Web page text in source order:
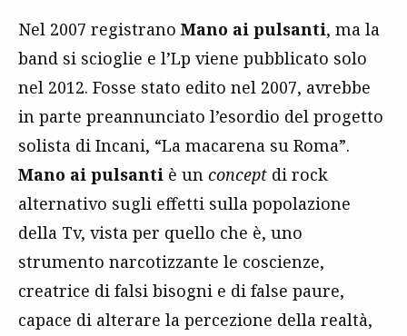
Nel 2007 registrano Mano ai pulsanti, ma la
band si scioglie e l’Lp viene pubblicato solo
nel 2012. Fosse stato edito nel 2007, avrebbe
in parte preannunciato l’esordio del progetto
solista di Incani, “La macarena su Roma”.
Mano ai pulsanti è un concept di rock
alternativo sugli effetti sulla popolazione
della Tv, vista per quello che è, uno
strumento narcotizzante le coscienze,
creatrice di falsi bisogni e di false paure,
capace di alterare la percezione della realtà,